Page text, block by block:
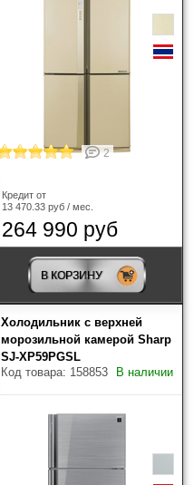
2
Кредит от
13 470.33 руб / мес.
264 990 руб
В КОРЗИНУ
Холодильник с верхней
морозильной камерой Sharp
SJ-XP59PGSL
Код товара: 158853
В наличии